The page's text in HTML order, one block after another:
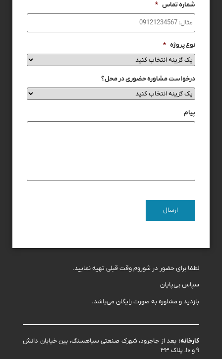
شماره تماس *
نوع پروژه *
درخواست مشاوره حضوری در محل؟
پیام
لطفا برای حضور در شوروم وقت قبلی تهیه نمایید.
سپاس بی‌پایان
بازدید و مشاوره به صورت رایگان می‌باشد.
کارخانه: بعد از جاجرود، شهرک صنعتی سیاهسنگ، بین خیابان دانش
۹ و ۱۰، پلاک ۳۳